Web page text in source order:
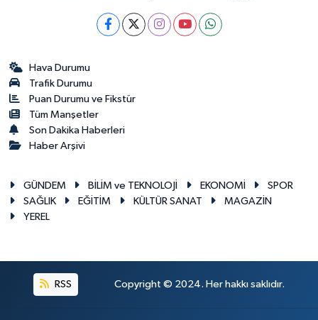
Hava Durumu
Trafik Durumu
Puan Durumu ve Fikstür
Tüm Manşetler
Son Dakika Haberleri
Haber Arşivi
GÜNDEM BİLİM ve TEKNOLOJİ EKONOMİ
SPOR
SAĞLIK
EĞİTİM KÜLTÜR SANAT
MAGAZİN
YEREL
RSS Copyright © 2024. Her hakkı saklıdır.